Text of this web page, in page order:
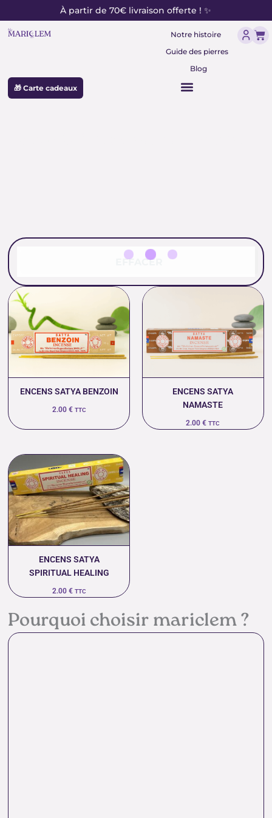
au
contenu
À partir de 70€ livraison offerte ! ✨
Notre histoire
Guide des pierres
Blog
🎁 Carte cadeaux
EFFACER
ENCENS SATYA BENZOIN
2.00 € TTC
ENCENS SATYA
NAMASTE
2.00€ TTC
ENCENS SATYA
SPIRITUAL HEALING
2.00 € TTC
Pourquoi choisir mariclem ?